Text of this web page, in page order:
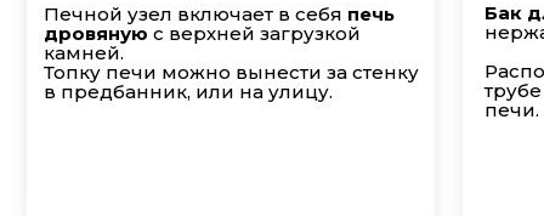
Печной узел включает в себя печь
дровяную с верхней загрузкой
камней.
Топку печи можно вынести за стенку
в предбанник, или на улицу.
Бак
печи.